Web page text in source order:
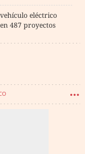
eléctrico
487 proyectos